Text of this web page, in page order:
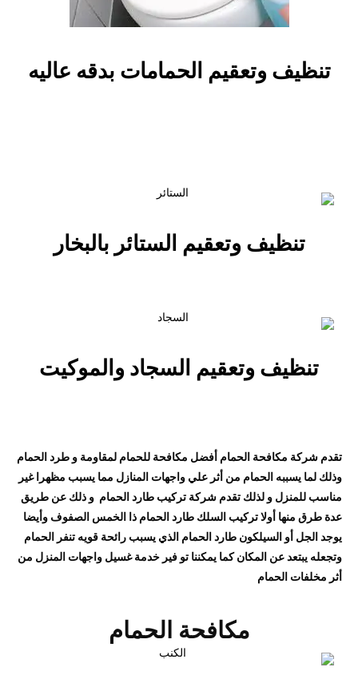
تنظيف وتعقيم الحمامات بدقه عاليه
تنظيف وتعقيم الستائر بالبخار
تنظيف وتعقيم السجاد والموكيت
تقدم شركة مكافحة الحمام أفضل مكافحة للحمام لمقاومة و طرد الحمام
وذلك لما يسببه الحمام من أثر علي واجهات المنازل مما يسبب مظهرا غير
مناسب للمنزل و لذلك تقدم شركة تركيب طارد الحمام و ذلك عن طريق
عدة طرق منها أولا تركيب السلك طارد الحمام ذا الخمس الصفوف وأيضا
يوجد الجل أو السيلكون طارد الحمام الذي يسبب رائحة قويه تنفر الحمام
وتجعله يبتعد عن المكان كما يمكننا تو فير خدمة غسيل واجهات المنزل من
أثر مخلفات الحمام
مكافحة الحمام